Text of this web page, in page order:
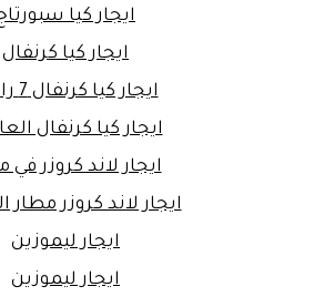
ايجار كيا
ايجار كيا كرنفال
ايجار كيا كرنفال 7 راكب
ايجار كيا كرنفال
ايجار لاند كروزر
ايجار لاند كروزر مطار
ايجار ليموزين
ايجار ليموزين